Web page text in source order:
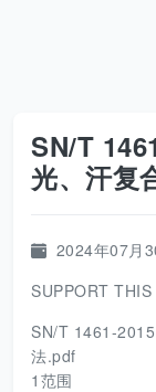
SN/T
光、汗复
2024年07月
SUPPORT
SN/T 1461-
法.pdf
1范围